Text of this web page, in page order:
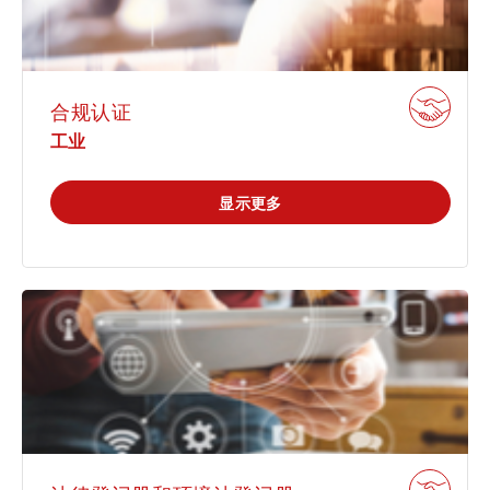
合规认证
工业
显示更多